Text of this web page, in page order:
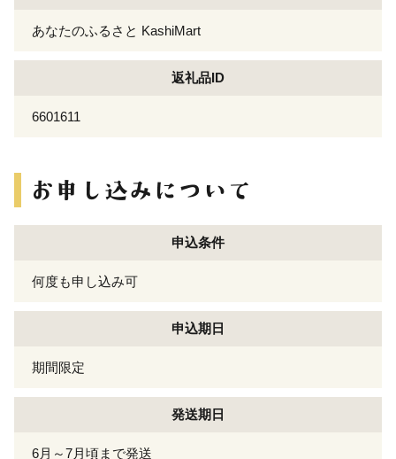
あなたのふるさと KashiMart
返礼品ID
6601611
申込条件
何度も申し込み可
申込期日
期間限定
発送期日
6月～7月頃まで発送